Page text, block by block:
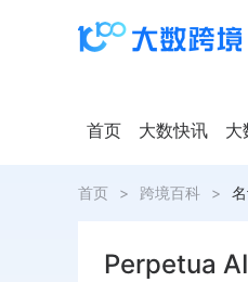
首页 大数快讯 大
首页 > 跨境百科 >
Perpetua